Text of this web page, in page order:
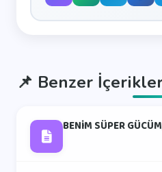
📌 Benzer
BENİM SÜPER